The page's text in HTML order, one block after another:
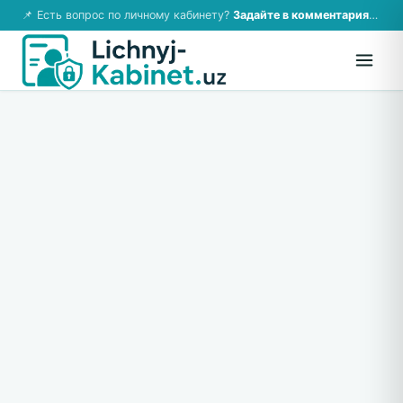
📌 Есть вопрос по личному кабинету? Задайте в комментариях — ответим!